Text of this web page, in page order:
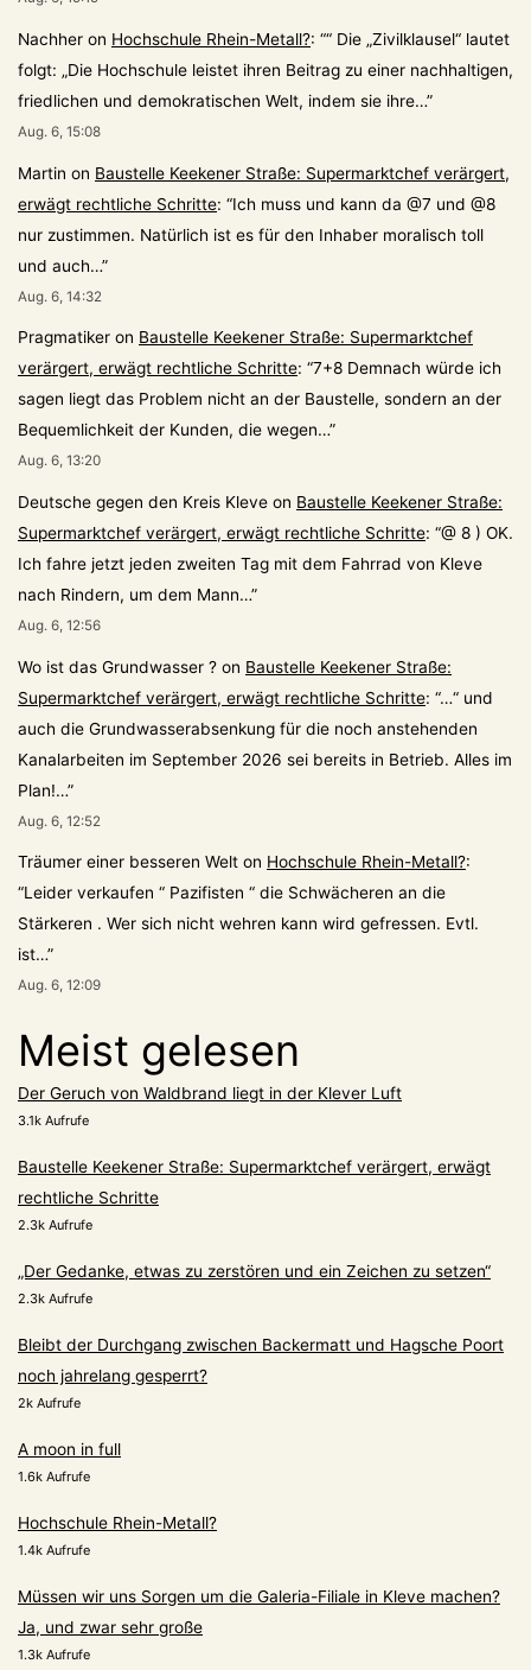
Nachher on Hochschule Rhein-Metall?: ““ Die „Zivilklausel“ lautet
folgt: „Die Hochschule leistet ihren Beitrag zu einer nachhaltigen,
friedlichen und demokratischen Welt, indem sie ihre…”
Aug. 6, 15:08
Martin on Baustelle Keekener Straße: Supermarktchef verärgert,
erwägt rechtliche Schritte: “Ich muss und kann da @7 und @8
nur zustimmen. Natürlich ist es für den Inhaber moralisch toll
und auch…”
Aug. 6, 14:32
Pragmatiker on Baustelle Keekener Straße: Supermarktchef
verärgert, erwägt rechtliche Schritte: “7+8 Demnach würde ich
sagen liegt das Problem nicht an der Baustelle, sondern an der
Bequemlichkeit der Kunden, die wegen…”
Aug. 6, 13:20
Deutsche gegen den Kreis Kleve on Baustelle Keekener Straße:
Supermarktchef verärgert, erwägt rechtliche Schritte: “@ 8 ) OK.
Ich fahre jetzt jeden zweiten Tag mit dem Fahrrad von Kleve
nach Rindern, um dem Mann…”
Aug. 6, 12:56
Wo ist das Grundwasser ? on Baustelle Keekener Straße:
Supermarktchef verärgert, erwägt rechtliche Schritte: “…“ und
auch die Grundwasserabsenkung für die noch anstehenden
Kanalarbeiten im September 2026 sei bereits in Betrieb. Alles im
Plan!…”
Aug. 6, 12:52
Träumer einer besseren Welt on Hochschule Rhein-Metall?:
“Leider verkaufen “ Pazifisten “ die Schwächeren an die
Stärkeren . Wer sich nicht wehren kann wird gefressen. Evtl.
ist…”
Aug. 6, 12:09
Meist gelesen
Der Geruch von Waldbrand liegt in der Klever Luft
3.1k Aufrufe
Baustelle Keekener Straße: Supermarktchef verärgert, erwägt
rechtliche Schritte
2.3k Aufrufe
„Der Gedanke, etwas zu zerstören und ein Zeichen zu setzen“
2.3k Aufrufe
Bleibt der Durchgang zwischen Backermatt und Hagsche Poort
noch jahrelang gesperrt?
2k Aufrufe
A moon in full
1.6k Aufrufe
Hochschule Rhein-Metall?
1.4k Aufrufe
Müssen wir uns Sorgen um die Galeria-Filiale in Kleve machen?
Ja, und zwar sehr große
1.3k Aufrufe